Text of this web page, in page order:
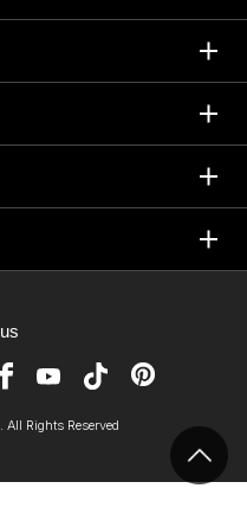
Rights Reserved